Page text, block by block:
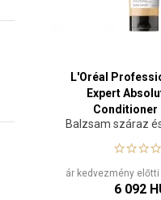
L'Oréal
Expert
Conditioner
Balzsam száraz
ár kedvezmény előtti
6 092